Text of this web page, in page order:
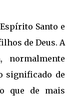
Santo e
de Deus. A
normalmente
significado de
que de mais